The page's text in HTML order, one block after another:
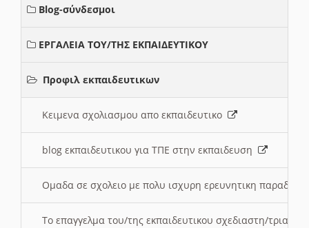
Blog-σύνδεσμοι
ΕΡΓΑΛΕΙΑ ΤΟΥ/ΤΗΣ ΕΚΠΑΙΔΕΥΤΙΚΟΥ
Προφιλ εκπαιδευτικων
Κειμενα σχολιασμου απο εκπαιδευτικο
blog εκπαιδευτικου για ΤΠΕ στην εκπαιδευση
Ομαδα σε σχολειο με πολυ ισχυρη ερευνητικη
Το επαγγελμα του/της εκπαιδευτικου σχεδιαστη/τριας